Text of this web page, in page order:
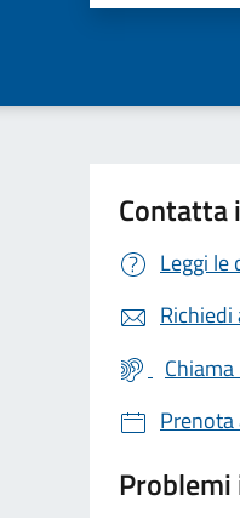
Contatta
Leggi
Richiedi